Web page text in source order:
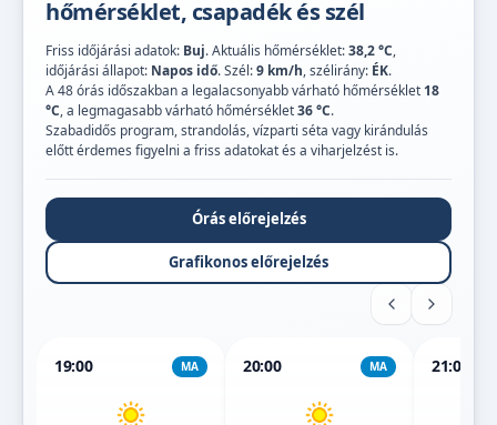
hőmérséklet, csapadék és szél
Friss időjárási adatok: Buj. Aktuális hőmérséklet:38,2 °C,
időjárási állapot: Napos idő. Szél:9 km/h, szélirány: ÉK.
A 48 órás időszakban a legalacsonyabb várható hőmérséklet 18
°C, a legmagasabb várható hőmérséklet36 °C.
Szabadidős program, strandolás, vízparti séta vagy kirándulás
előtt érdemes figyelni a friss adatokat és a viharjelzést is.
Órás előrejelzés
Grafikonos előrejelzés
19:00 MA 20:00 MA 21:00